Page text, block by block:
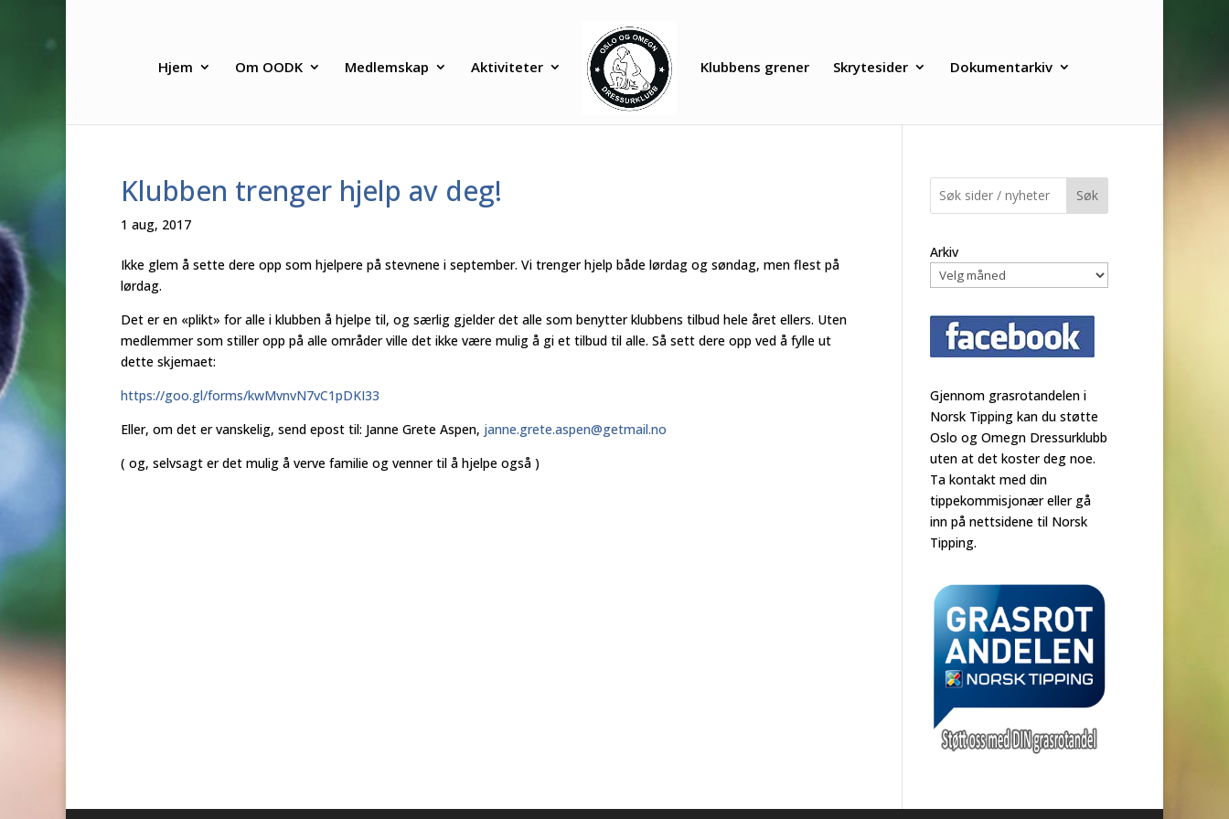
Hjem Om OODK Medlemskap Aktiviteter Klubbens grener Skrytesider Dokumentarkiv
Klubben trenger hjelp av deg!
1 aug, 2017
Ikke glem å sette dere opp som hjelpere på stevnene i september. Vi trenger hjelp både lørdag og søndag, men flest på
lørdag.
Det er en «plikt» for alle i klubben å hjelpe til, og særlig gjelder det alle som benytter klubbens tilbud hele året ellers. Uten
medlemmer som stiller opp på alle områder ville det ikke være mulig å gi et tilbud til alle. Så sett dere opp ved å fylle ut
dette skjemaet:
https://goo.gl/forms/kwMvnvN7vC1pDKI33
Eller, om det er vanskelig, send epost til: Janne Grete Aspen, janne.grete.aspen@getmail.no
( og, selvsagt er det mulig å verve familie og venner til å hjelpe også )
Søk
Arkiv
Gjennom grasrotandelen i
Norsk Tipping kan du støtte
Oslo og Omegn Dressurklubb
uten at det koster deg noe.
Ta kontakt med din
tippekommisjonær eller gå
inn på nettsidene til Norsk
Tipping.